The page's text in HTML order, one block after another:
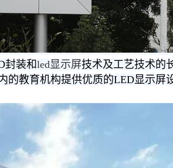
封装和led显示屏技术及工艺技术的
教育机构提供优质的LED显示屏